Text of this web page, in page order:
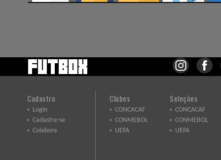
Cadastro
Login
Cadastre-se
Colabore
Clubes
CONCACAF
CONMEBOL
UEFA
Seleções
CONCACAF
CONMEBOL
UEFA